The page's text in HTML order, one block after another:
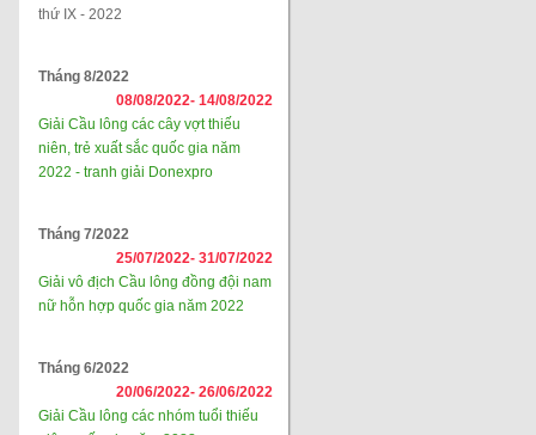
thứ IX - 2022
Tháng 8/2022
08/08/2022- 14/08/2022
Giải Cầu lông các cây vợt thiếu
niên, trẻ xuất sắc quốc gia năm
2022 - tranh giải Donexpro
Tháng 7/2022
25/07/2022- 31/07/2022
Giải vô địch Cầu lông đồng đội nam
nữ hỗn hợp quốc gia năm 2022
Tháng 6/2022
20/06/2022- 26/06/2022
Giải Cầu lông các nhóm tuổi thiếu